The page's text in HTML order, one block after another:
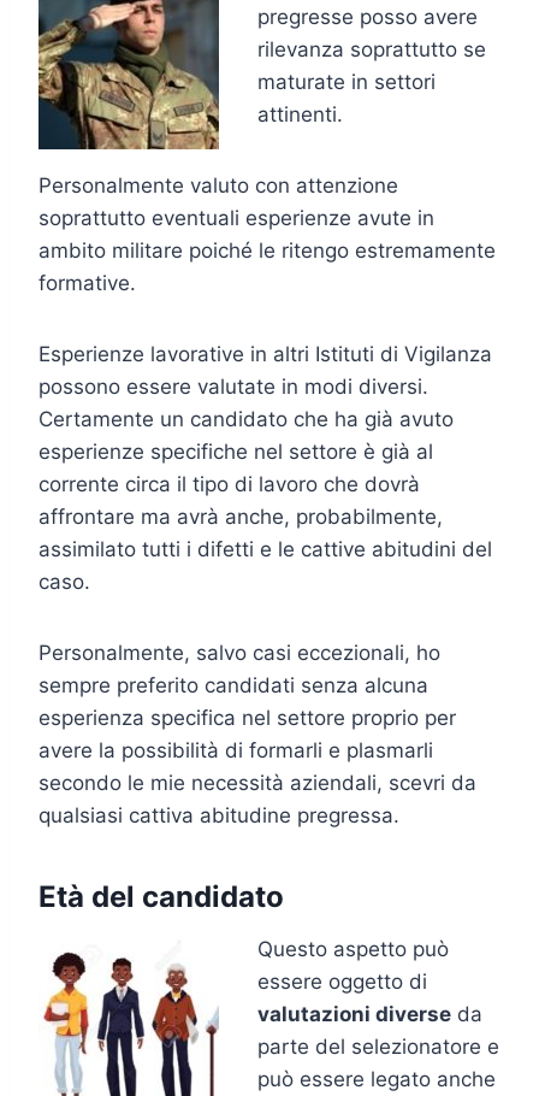
pregresse posso avere
rilevanza soprattutto se
maturate in settori
attinenti.
Personalmente valuto con attenzione
soprattutto eventuali esperienze avute in
ambito militare poiché le ritengo estremamente
formative.
Esperienze lavorative in altri Istituti di Vigilanza
possono essere valutate in modi diversi.
Certamente un candidato che ha già avuto
esperienze specifiche nel settore è già al
corrente circa il tipo di lavoro che dovrà
affrontare ma avrà anche, probabilmente,
assimilato tutti i difetti e le cattive abitudini del
caso.
Personalmente, salvo casi eccezionali, ho
sempre preferito candidati senza alcuna
esperienza specifica nel settore proprio per
avere la possibilità di formarli e plasmarli
secondo le mie necessità aziendali, scevri da
qualsiasi cattiva abitudine pregressa.
Età del candidato
Questo aspetto può
essere oggetto di
valutazioni diverse da
parte del selezionatore e
può essere legato anche